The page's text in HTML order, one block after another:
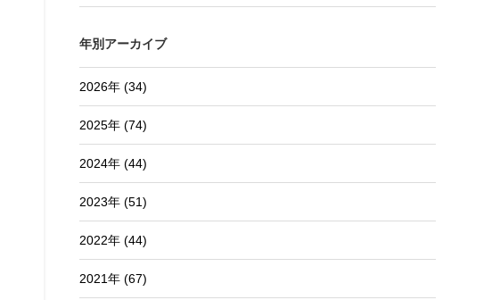
年別アーカイブ
2026年 (34)
2025年 (74)
2024年 (44)
2023年 (51)
2022年 (44)
2021年 (67)